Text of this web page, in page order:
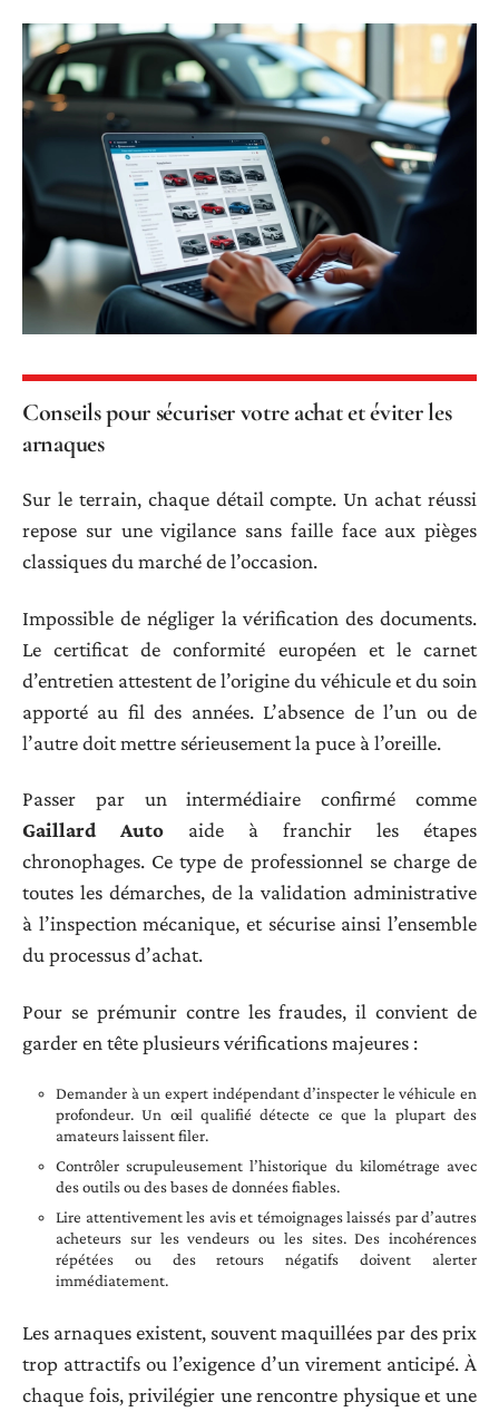
Conseils pour sécuriser votre achat et éviter les
arnaques
Sur le terrain, chaque détail compte. Un achat réussi
repose sur une vigilance sans faille face aux pièges
classiques du marché de l’occasion.
Impossible de négliger la vérification des documents.
Le certificat de conformité européen et le carnet
d’entretien attestent de l’origine du véhicule et du soin
apporté au fil des années. L’absence de l’un ou de
l’autre doit mettre sérieusement la puce à l’oreille.
Passer par un intermédiaire confirmé comme
Gaillard Auto aide à franchir les étapes
chronophages. Ce type de professionnel se charge de
toutes les démarches, de la validation administrative
à l’inspection mécanique, et sécurise ainsi l’ensemble
du processus d’achat.
Pour se prémunir contre les fraudes, il convient de
garder en tête plusieurs vérifications majeures :
Demander à un expert indépendant d’inspecter le véhicule en
profondeur. Un œil qualifié détecte ce que la plupart des
amateurs laissent filer.
Contrôler scrupuleusement l’historique du kilométrage avec
des outils ou des bases de données fiables.
Lire attentivement les avis et témoignages laissés par d’autres
acheteurs sur les vendeurs ou les sites. Des incohérences
répétées ou des retours négatifs doivent alerter
immédiatement.
Les arnaques existent, souvent maquillées par des prix
trop attractifs ou l’exigence d’un virement anticipé. À
chaque fois, privilégier une rencontre physique et une